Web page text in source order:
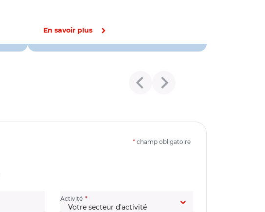
En savoir plus
* champ obligatoire
Activité (champ obligatoire)